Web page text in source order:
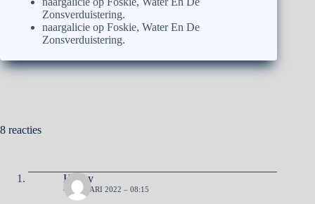
Zonsverduistering.
naargalicie op Foskie, Water En De
Zonsverduistering.
8 reacties
Henny
4 JANUARI 2022 – 08:15